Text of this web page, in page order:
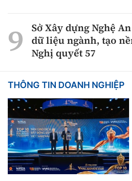
Sở Xây dựng Nghệ
dữ liệu ngành, tạo
Nghị quyết 57
THÔNG TIN DOANH NGHIỆP